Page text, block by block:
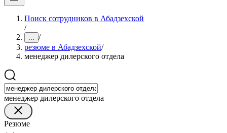
Поиск сотрудников в Абадзехской
/
... /
резюме в Абадзехской/
менеджер дилерского отдела
менеджер дилерского отдела
Резюме